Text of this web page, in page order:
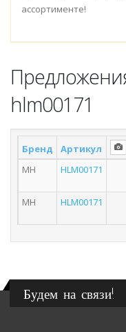
ассортименте!
hlm00171
Бренд Артикул
MH
HLM00171
MH HLM00171
Будем на связи!